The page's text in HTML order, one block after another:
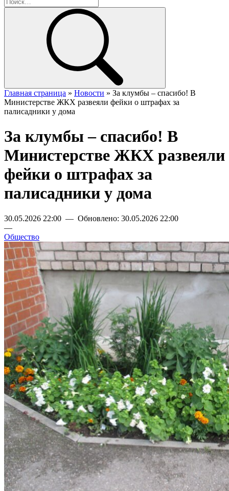
Главная страница » Новости » За клумбы – спасибо! В
Министерстве ЖКХ развеяли фейки о штрафах за
палисадники у дома
За клумбы – спасибо! В
Министерстве ЖКХ развеяли
фейки о штрафах за
палисадники у дома
30.05.2026 22:00 — Обновлено: 30.05.2026 22:00
—
Общество